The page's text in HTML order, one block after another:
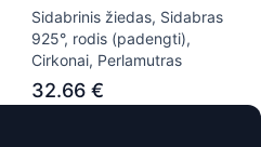
Sidabrinis žiedas, Sidabras
925°, rodis (padengti),
Cirkonai, Perlamutras
32.66 €